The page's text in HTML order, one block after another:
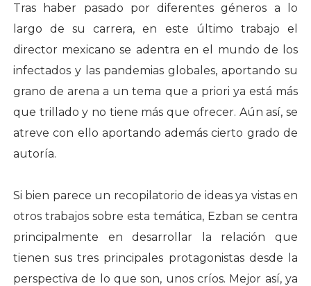
Tras haber pasado por diferentes géneros a lo
largo de su carrera, en este último trabajo el
director mexicano se adentra en el mundo de los
infectados y las pandemias globales, aportando su
grano de arena a un tema que a priori ya está más
que trillado y no tiene más que ofrecer. Aún así, se
atreve con ello aportando además cierto grado de
autoría.
Si bien parece un recopilatorio de ideas ya vistas en
otros trabajos sobre esta temática, Ezban se centra
principalmente en desarrollar la relación que
tienen sus tres principales protagonistas desde la
perspectiva de lo que son, unos críos. Mejor así, ya